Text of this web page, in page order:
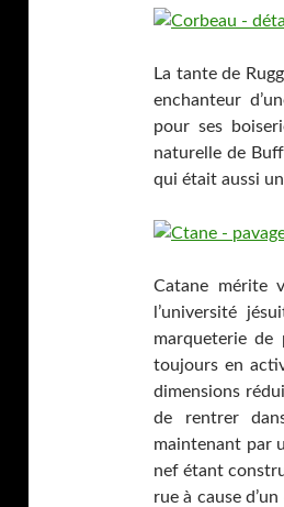
La tante de
enchanteur
pour ses
naturelle de
qui était aussi
Catane mérite
l’université
marqueterie
toujours en
dimensions
de rentrer
maintenant par
nef étant
rue à cause